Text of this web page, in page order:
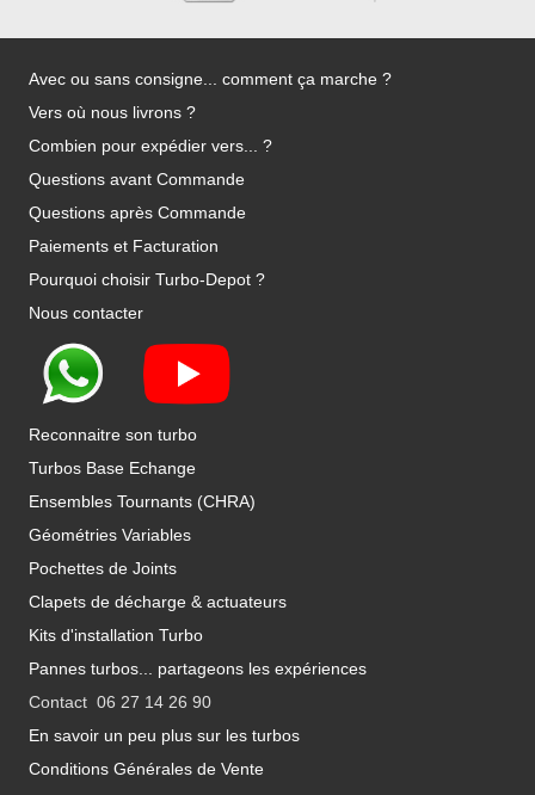
Avec ou sans consigne... comment ça marche ?
Vers où nous livrons ?
Combien pour expédier vers... ?
Questions avant Commande
Questions après Commande
Paiements et Facturation
Pourquoi choisir Turbo-Depot ?
Nous contacter
Reconnaitre son turbo
Turbos Base Echange
Ensembles Tournants (CHRA)
Géométries Variables
Pochettes de Joints
Clapets de décharge & actuateurs
Kits d'installation Turbo
Pannes turbos... partageons les expériences
Contact 06 27 14 26 90
En savoir un peu plus sur les turbos
Conditions Générales de Vente